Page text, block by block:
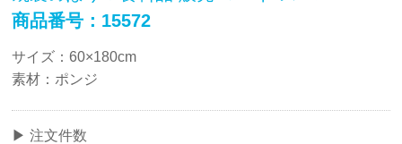
商品番号：15572
サイズ：60×180cm
素材：ポンジ
注文件数